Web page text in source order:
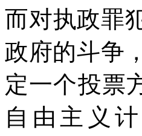
而对执政罪
政府的斗争
定一个投票
自由主义